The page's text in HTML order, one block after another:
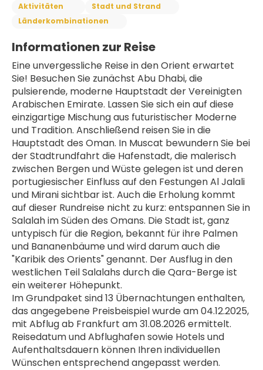
Aktivitäten
Stadt und Strand
Länderkombinationen
Informationen zur Reise
Eine unvergessliche Reise in den Orient erwartet
Sie! Besuchen Sie zunächst Abu Dhabi, die
pulsierende, moderne Hauptstadt der Vereinigten
Arabischen Emirate. Lassen Sie sich ein auf diese
einzigartige Mischung aus futuristischer Moderne
und Tradition. Anschließend reisen Sie in die
Hauptstadt des Oman. In Muscat bewundern Sie bei
der Stadtrundfahrt die Hafenstadt, die malerisch
zwischen Bergen und Wüste gelegen ist und deren
portugiesischer Einfluss auf den Festungen Al Jalali
und Mirani sichtbar ist. Auch die Erholung kommt
auf dieser Rundreise nicht zu kurz: entspannen Sie in
Salalah im Süden des Omans. Die Stadt ist, ganz
untypisch für die Region, bekannt für ihre Palmen
und Bananenbäume und wird darum auch die
"Karibik des Orients" genannt. Der Ausflug in den
westlichen Teil Salalahs durch die Qara-Berge ist
ein weiterer Höhepunkt.
Im Grundpaket sind 13 Übernachtungen enthalten,
das angegebene Preisbeispiel wurde am 04.12.2025,
mit Abflug ab Frankfurt am 31.08.2026 ermittelt.
Reisedatum und Abflughafen sowie Hotels und
Aufenthaltsdauern können Ihren individuellen
Wünschen entsprechend angepasst werden.